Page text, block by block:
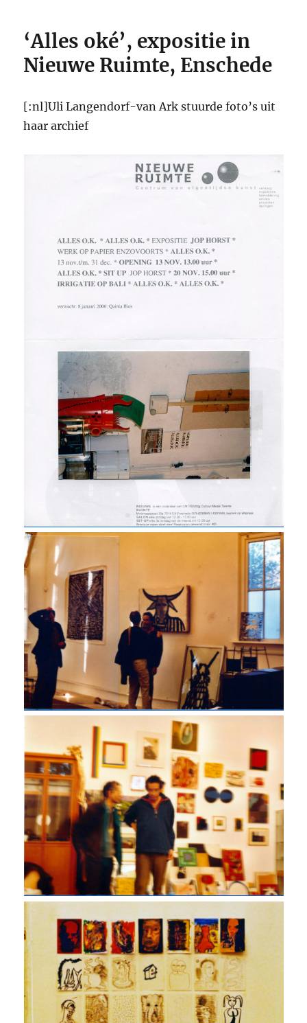
‘Alles oké’, expositie in
Nieuwe Ruimte, Enschede
[:nl]Uli Langendorf-van Ark stuurde foto’s uit
haar archief